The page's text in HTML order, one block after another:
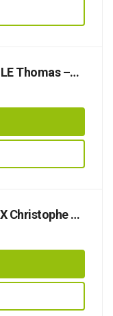
Thomas –
Clôtures
Christophe –
de Garage